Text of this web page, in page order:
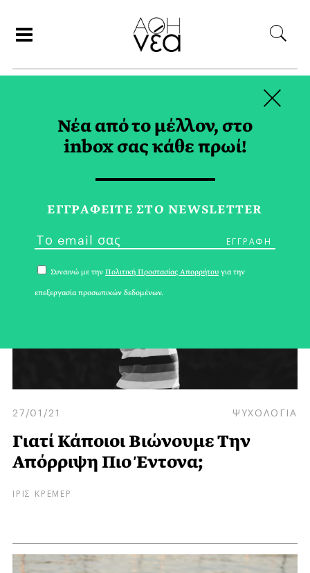
ΠΑΙΔΑΓΩΓΙΑ TAG
27/01/21 ΨΥΧΟΛΟΓΙΑ
Γιατί Κάποιοι Βιώνουμε Την
Απόρριψη Πιο Έντονα;
ΙΡΙΣ ΚΡΕΜΕΡ
Νέα από το μέλλον, στο
inbox σας κάθε πρωί!
ΕΓΓPΑΦΕΙΤΕ ΣΤΟ NEWSLETTER
Συναινώ με την Πολιτική Προστασίας Απορρήτου για την
επεξεργασία προσωπικών δεδομένων.
×